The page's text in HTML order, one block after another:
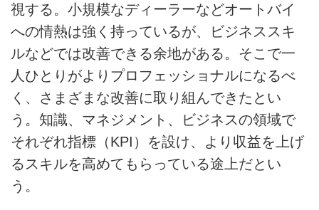
視する。小規模なディーラーなどオートバイ
への情熱は強く持っているが、ビジネススキ
ルなどでは改善できる余地がある。そこで一
人ひとりがよりプロフェッショナルになるべ
く、さまざまな改善に取り組んできたとい
う。知識、マネジメント、ビジネスの領域で
それぞれ指標（KPI）を設け、より収益を上げ
るスキルを高めてもらっている途上だとい
う。